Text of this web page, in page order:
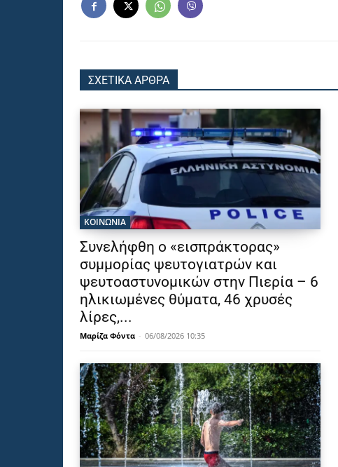
ΣΧΕΤΙΚΑ ΑΡΘΡΑ
ΚΟΙΝΩΝΙΑ
Συνελήφθη ο «εισπράκτορας»
συμμορίας ψευτογιατρών και
ψευτοαστυνομικών στην Πιερία – 6
ηλικιωμένες θύματα, 46 χρυσές
λίρες,...
Μαρίζα Φόντα - 06/08/2026 10:35